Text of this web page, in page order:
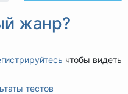
жанр?
чтобы видеть
тестов